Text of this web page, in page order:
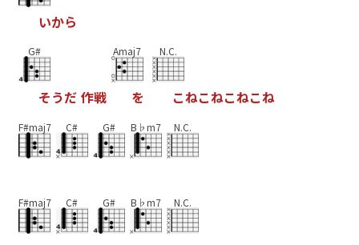
いから
G#
そうだ 作戦
Amaj7
を
N.C.
こねこねこねこね
F#maj7 C# G# B♭m7 N.C.
F#maj7 C# G# B♭m7 N.C.